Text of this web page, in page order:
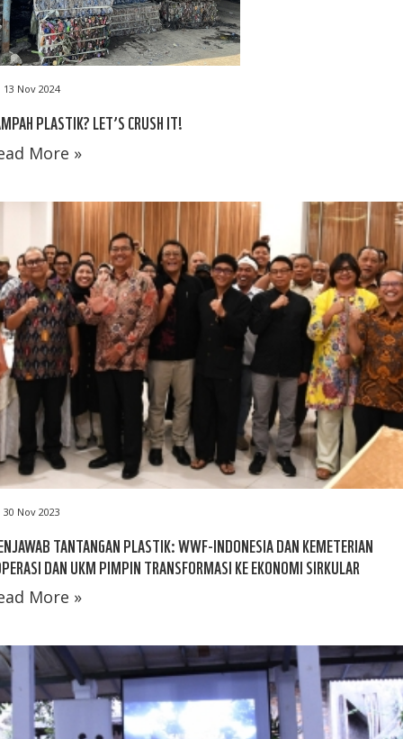
13 Nov 2024
PLASTIK? LET’S CRUSH IT!
More »
30 Nov 2023
TANTANGAN PLASTIK: WWF-INDONESIA DAN KEMETERIAN
DAN UKM PIMPIN TRANSFORMASI KE EKONOMI SIRKULAR
More »